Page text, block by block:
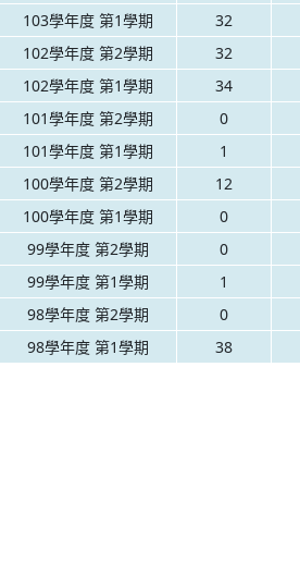
103學年度 第1學期
32
102學年度 第2學期
32
102學年度 第1學期
34
101學年度 第2學期
0
101學年度 第1學期
1
100學年度 第2學期
12
100學年度 第1學期
0
99學年度 第2學期
0
99學年度 第1學期
1
98學年度 第2學期
0
98學年度 第1學期
38